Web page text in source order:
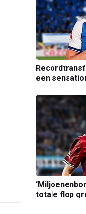
een
totale flop